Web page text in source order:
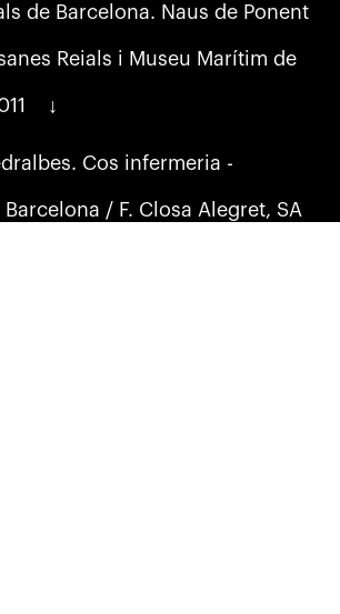
de Barcelona. Naus de Ponent
Reials i Museu Marítim de
Cos infermeria -
/ F. Closa Alegret, SA